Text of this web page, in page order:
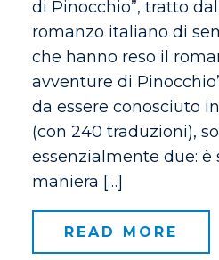
di Pinocchio”, tratto
romanzo italiano di
che hanno reso il
avventure di
da essere conosciuto
(con 240 traduzioni),
essenzialmente due: è
maniera […]
READ MORE